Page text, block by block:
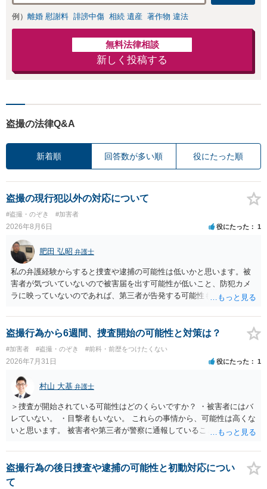
例） 離婚 慰謝料 誹謗中傷 相続 遺産 著作物 違法
無料法律相談
新しく投稿する
盗撮の法律Q&A
新着順 回答数が多い順 役にたった順
盗撮の現行犯以外の対応について
#盗撮・のぞき #加害者
2026年8月6日 役にたった 1
肥田 弘昭 弁護士
私の弁護経験からすると捜査や逮捕の可能性は低いかと思います。被
害者が気づいていないので被害届を出す可能性が低いこと、防犯カメ
ラに映っていないのであれば、第三者が告発する可能性も低いこと、
座る女性を盗撮(全体像写真1枚と5秒程度の動画)してしまいました。下
着や胸など強調したものではありません。」とありますが、少なくと
も捜査段階では性的姿態等撮影罪の被疑事実で逮捕勾留されるケース
が私の弁護経験では多くなった印象です（最終的には不起訴ないし各
都道府県の迷惑防止条例違反になることもあります）。2度としないこ
とをお勧めいたします。ご参考にしてください。
盗撮行為から6週間、捜査開始の可能性と対策は？
#加害者 #盗撮・のぞき #前科・前歴をつけたくない
2026年7月31日 役にたった 1
村山 大基 弁護士
＞捜査が開始されている可能性はどのくらいですか？ ・被害者にはバ
レていない。 ・目撃者もいない。 これらの事情から、可能性は高くな
いと思います。 被害者や第三者が警察に通報していることは考えにく
からです。 保護観察期間中とのことですので、 必要なら医師の診察を
受けるなども検討なさると良いと思います。
盗撮行為の後日捜査や逮捕の可能性と初動対応につい
て